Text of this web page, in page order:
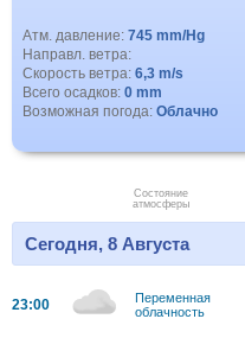
Атм. давление: 745 mm/Hg
Направл. ветра:
Скорость ветра: 6,3 m/s
Всего осадков: 0 mm
Возможная погода: Облачно
Состояние
атмосферы
Сегодня, 8 Августа
23:00
Переменная
облачность